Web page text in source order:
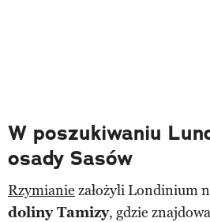
W poszukiwaniu
osady Sasów
Rzymianie założyli Londinium
doliny Tamizy, gdzie